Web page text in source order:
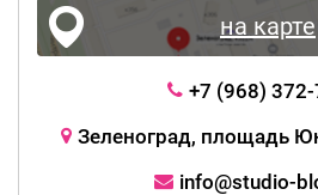
на карте
+7 (968)
Зеленоград, площадь
info@studio-